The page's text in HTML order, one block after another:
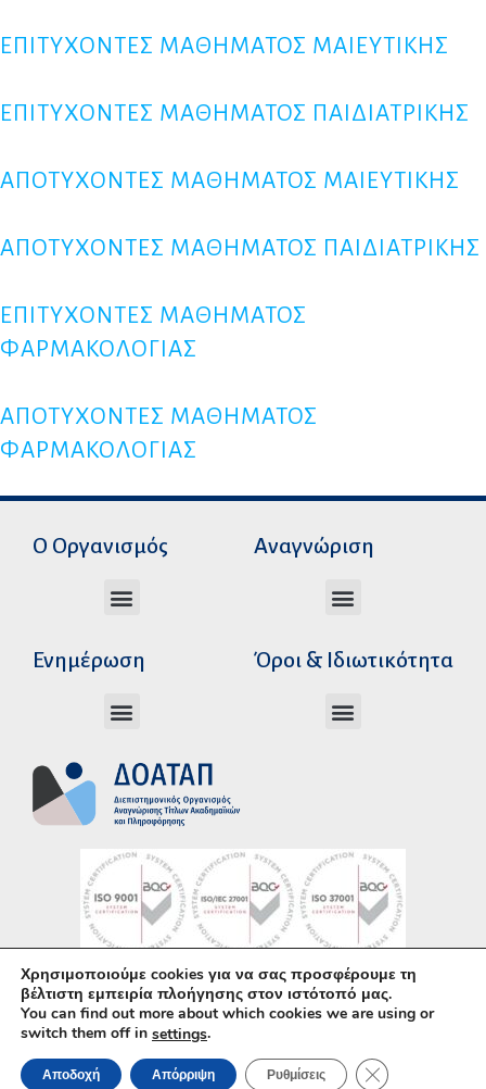
ΕΠΙΤΥΧΟΝΤΕΣ ΜΑΘΗΜΑΤΟΣ ΜΑΙΕΥΤΙΚΗΣ
ΕΠΙΤΥΧΟΝΤΕΣ ΜΑΘΗΜΑΤΟΣ ΠΑΙΔΙΑΤΡΙΚΗΣ
ΑΠΟΤΥΧΟΝΤΕΣ ΜΑΘΗΜΑΤΟΣ ΜΑΙΕΥΤΙΚΗΣ
ΑΠΟΤΥΧΟΝΤΕΣ ΜΑΘΗΜΑΤΟΣ ΠΑΙΔΙΑΤΡΙΚΗΣ
ΕΠΙΤΥΧΟΝΤΕΣ ΜΑΘΗΜΑΤΟΣ
ΦΑΡΜΑΚΟΛΟΓΙΑΣ
ΑΠΟΤΥΧΟΝΤΕΣ ΜΑΘΗΜΑΤΟΣ
ΦΑΡΜΑΚΟΛΟΓΙΑΣ
Ο Οργανισμός Αναγνώριση
Ενημέρωση Όροι & Ιδιωτικότητα
Υλοποίηση με χρήση τουΑνοικτού Λογισμικού
WordPress• Άδεια χρήσης περιεχομένου:CC–
BY–SA
Χρησιμοποιούμε cookies για να σας προσφέρουμε τη
βέλτιστη εμπειρία πλοήγησης στον ιστότοπό μας.
You can find out more about which cookies we are using or
switch them off in settings.
Αποδοχή Απόρριψη Ρυθμίσεις ΚΛΕΊΣΙΜΟ ΤΟΥ